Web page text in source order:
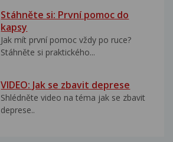
Stáhněte si: První pomoc do
kapsy
Jak mít první pomoc vždy po ruce?
Stáhněte si praktického...
VIDEO: Jak se zbavit deprese
Shlédněte video na téma jak se zbavit
deprese..